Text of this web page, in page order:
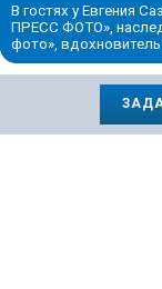
В гостях у Евгения
ПРЕСС ФОТО»,
фото»,